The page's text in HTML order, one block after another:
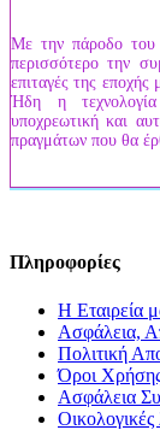
Με την πάροδο του
περισσότερο την
επιταγές της εποχής
Ήδη η
υποχρεωτική και
πραγμάτων που θα
Πληροφορίες
Η Εταιρεία
Ασφάλεια,
Πολιτική
Όροι
Ασφάλεια
Οικολογικές